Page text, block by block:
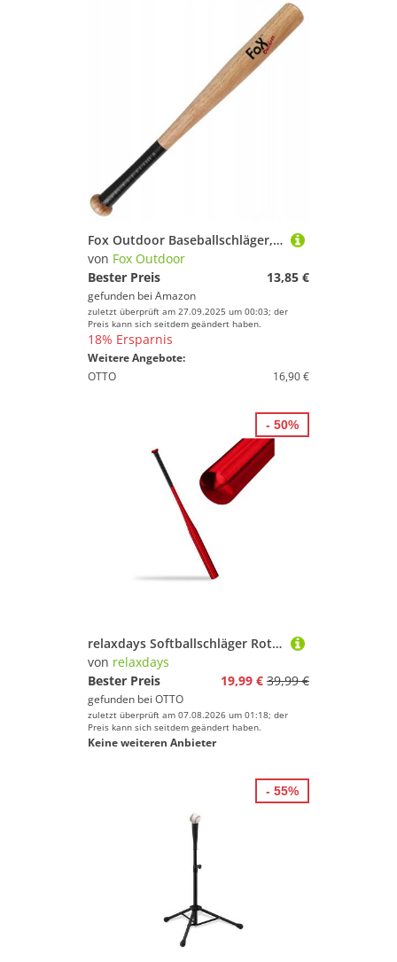
Fox Outdoor Baseballschläger, Natur, American Baseball (18")
von Fox Outdoor
Bester Preis
13,85 €
gefunden bei Amazon
zuletzt überprüft am 27.09.2025 um 00:03; der
Preis kann sich seitdem geändert haben.
18% Ersparnis
Weitere Angebote:
OTTO
16,90 €
relaxdays Softballschläger Roter Baseballschläger aus Aluminium, 5 "
von relaxdays
Bester Preis
19,99 € 39,99 €
gefunden bei OTTO
zuletzt überprüft am 07.08.2026 um 01:18; der
Preis kann sich seitdem geändert haben.
Keine weiteren Anbieter
- 50%
- 55%